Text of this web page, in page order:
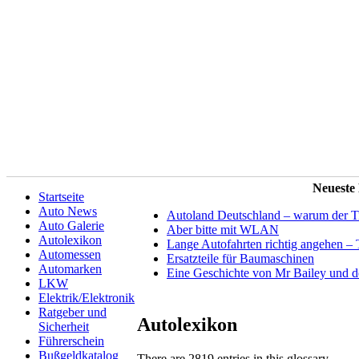
Startseite
Auto News
Auto Galerie
Autolexikon
Automessen
Automarken
LKW
Elektrik/Elektronik
Ratgeber und
Sicherheit
Führerschein
Bußgeldkatalog
Autoland Deutschland – warum der
Aber bitte mit WLAN
Lange Autofahrten richtig angehen
Ersatzteile für Baumaschinen
Eine Geschichte von Mr Bailey und
Autolexikon